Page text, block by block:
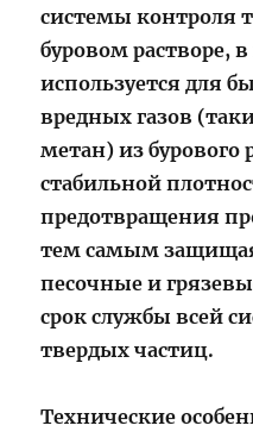
системы контроля
буровом растворе,
используется для
вредных газов
метан) из бурового
стабильной
предотвращения
тем самым
песочные и
срок службы всей
твердых частиц.
Технические